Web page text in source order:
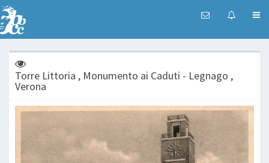
Torre Littoria , Monumento ai Caduti - Legnago ,
Verona